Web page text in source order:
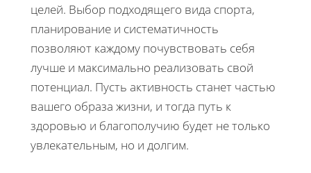
целей. Выбор подходящего вида спорта,
планирование и систематичность
позволяют каждому почувствовать себя
лучше и максимально реализовать свой
потенциал. Пусть активность станет частью
вашего образа жизни, и тогда путь к
здоровью и благополучию будет не только
увлекательным, но и долгим.